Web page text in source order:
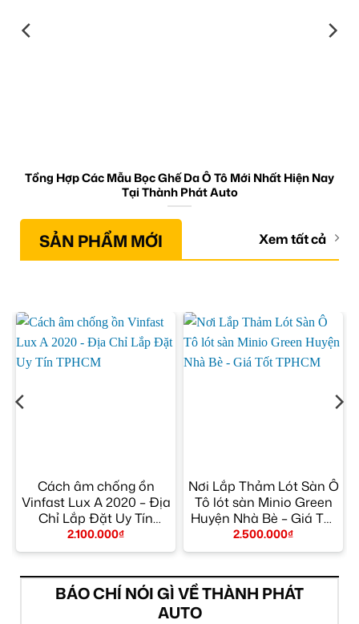
Tổng Hợp Các Mẫu Bọc Ghế Da Ô Tô Mới Nhất Hiện Nay
Tại Thành Phát Auto
SẢN PHẨM MỚI Xem tất cả
Cách âm chống ồn
Vinfast Lux A 2020 – Địa
Chỉ Lắp Đặt Uy Tín
TPHCM
2.100.000₫
Nơi Lắp Thảm Lót Sàn Ô
Tô lót sàn Minio Green
Huyện Nhà Bè – Giá Tốt
TPHCM
2.500.000₫
BÁO CHÍ NÓI GÌ VỀ THÀNH PHÁT
AUTO